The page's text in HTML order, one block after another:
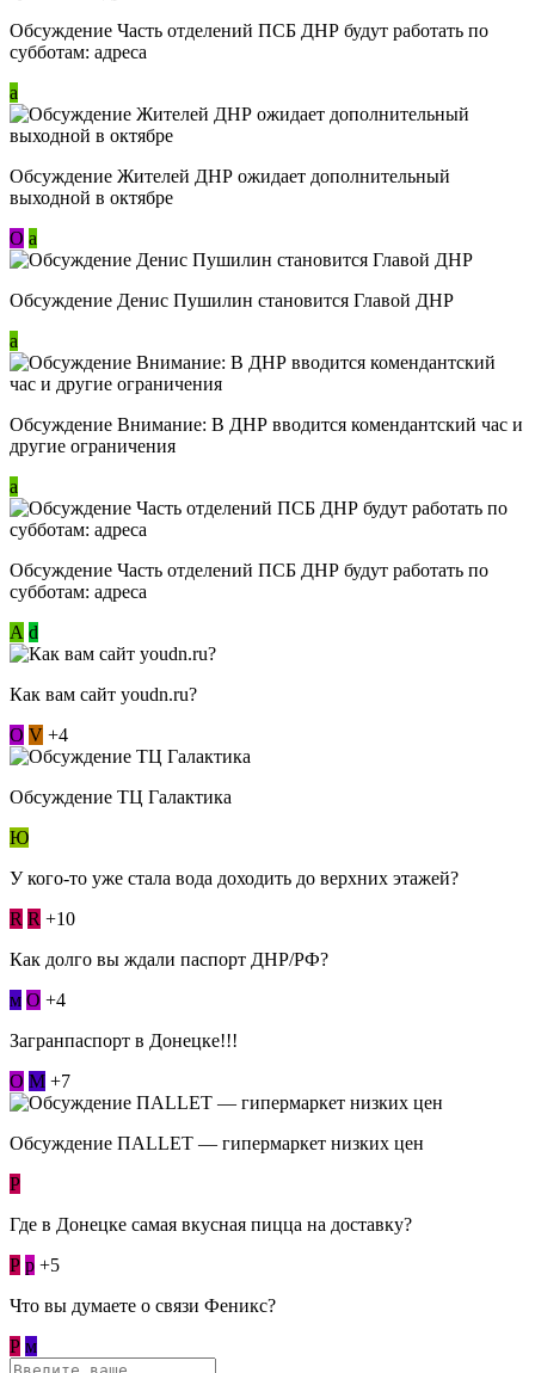
Обсуждение Часть отделений ПСБ ДНР будут работать по
субботам: адреса
a
Обсуждение Жителей ДНР ожидает дополнительный
выходной в октябре
О a
Обсуждение Денис Пушилин становится Главой ДНР
a
Обсуждение Внимание: В ДНР вводится комендантский час и
другие ограничения
a
Обсуждение Часть отделений ПСБ ДНР будут работать по
субботам: адреса
А d
Как вам сайт youdn.ru?
О V +4
Обсуждение ТЦ Галактика
Ю
У кого-то уже стала вода доходить до верхних этажей?
R R +10
Как долго вы ждали паспорт ДНР/РФ?
м О +4
Загранпаспорт в Донецке!!!
О М +7
Обсуждение ПАLLЕТ — гипермаркет низких цен
Р
Где в Донецке самая вкусная пицца на доставку?
Р p +5
Что вы думаете о связи Феникс?
Р м